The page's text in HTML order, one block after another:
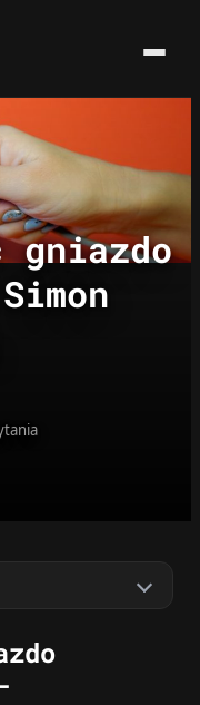
gniazdo